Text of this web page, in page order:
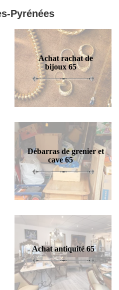
Pyrénées
Achat rachat de
bijoux 65
Débarras de grenier et
cave 65
Achat antiquité 65